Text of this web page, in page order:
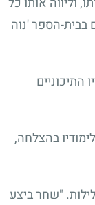
בבית-הספר 'נוה
בהצלחה,
"שחר ביצע